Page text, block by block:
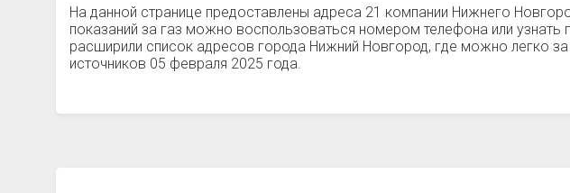
На данной странице предоставлены адреса 21 компании Нижнего
показаний за газ можно воспользоваться номером телефона или
расширили список адресов города Нижний Новгород, где можно легко
источников 05 февраля 2025 года.